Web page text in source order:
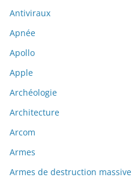
Antiviraux
Apnée
Apollo
Apple
Archéologie
Architecture
Arcom
Armes
Armes de destruction massive